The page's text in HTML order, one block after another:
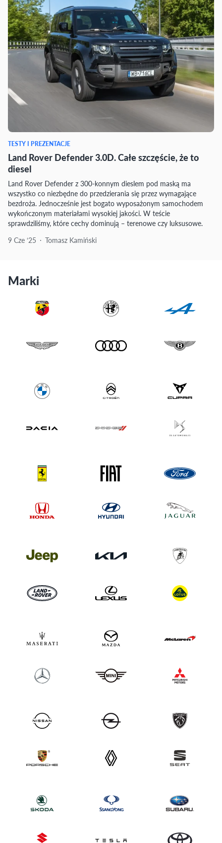
TESTY I PREZENTACJE
Land Rover Defender 3.0D. Całe szczęście, że to
diesel
Land Rover Defender z 300-konnym dieslem pod maską ma
wszystko co niezbędne do przedzierania się przez wymagające
bezdroża. Jednocześnie jest bogato wyposażonym samochodem
wykończonym materiałami wysokiej jakości. W teście
sprawdziliśmy, które cechy dominują – terenowe czy luksusowe.
9 Cze ‘25
Tomasz Kamiński
Marki